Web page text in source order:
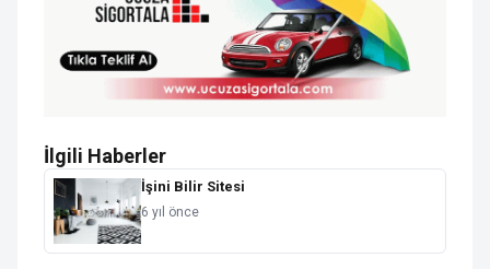
İlgili Haberler
İşini Bilir Sitesi
6 yıl önce